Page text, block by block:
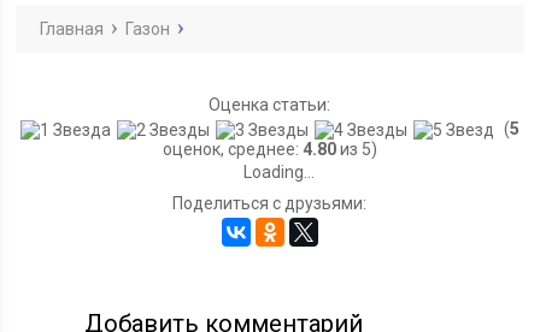
Главная Газон
Оценка статьи:
(5
оценок, среднее: 4.80из 5)
Loading...
Поделиться с друзьями:
Добавить комментарий